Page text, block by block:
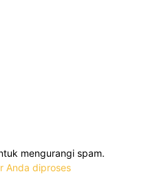
mengurangi spam.
Anda diproses